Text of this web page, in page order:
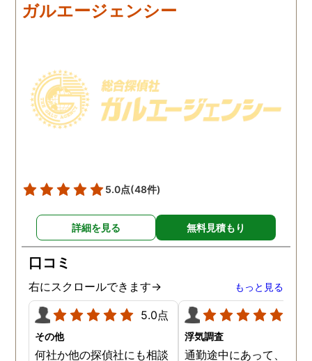
ガルエージェンシー
5.0点(48件)
詳細を見る 無料見積もり
口コミ
右にスクロールできます→ もっと見る
5.0点
その他
何社か他の探偵社にも相談
浮気調査
通勤途中にあって、毎日